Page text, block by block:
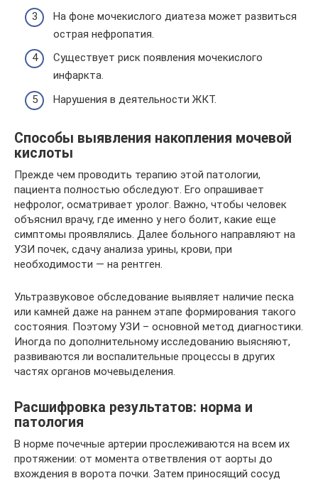
На фоне мочекислого диатеза может развиться
острая нефропатия.
Существует риск появления мочекислого
инфаркта.
Нарушения в деятельности ЖКТ.
Способы выявления накопления мочевой
кислоты
Прежде чем проводить терапию этой патологии,
пациента полностью обследуют. Его опрашивает
нефролог, осматривает уролог. Важно, чтобы человек
объяснил врачу, где именно у него болит, какие еще
симптомы проявлялись. Далее больного направляют на
УЗИ почек, сдачу анализа урины, крови, при
необходимости — на рентген.
Ультразвуковое обследование выявляет наличие песка
или камней даже на раннем этапе формирования такого
состояния. Поэтому УЗИ – основной метод диагностики.
Иногда по дополнительному исследованию выясняют,
развиваются ли воспалительные процессы в других
частях органов мочевыделения.
Расшифровка результатов: норма и
патология
В норме почечные артерии прослеживаются на всем их
протяжении: от момента ответвления от аорты до
вхождения в ворота почки. Затем приносящий сосуд